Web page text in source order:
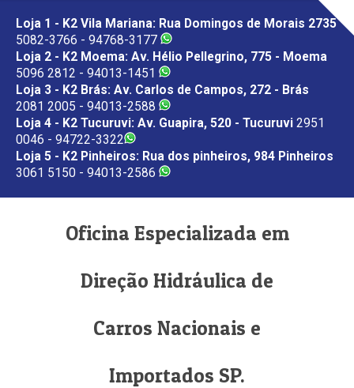
Loja 1 - K2 Vila Mariana: Rua Domingos de Morais 2735
5082-3766 - 94768-3177
Loja 2 - K2 Moema: Av. Hélio Pellegrino, 775 - Moema
5096 2812 - 94013-1451
Loja 3 - K2 Brás: Av. Carlos de Campos, 272 - Brás
2081 2005 - 94013-2588
Loja 4 - K2 Tucuruvi: Av. Guapira, 520 - Tucuruvi 2951
0046 - 94722-3322
Loja 5 - K2 Pinheiros: Rua dos pinheiros, 984 Pinheiros
3061 5150 - 94013-2586
Oficina Especializada em
Direção Hidráulica de
Carros Nacionais e
Importados SP.